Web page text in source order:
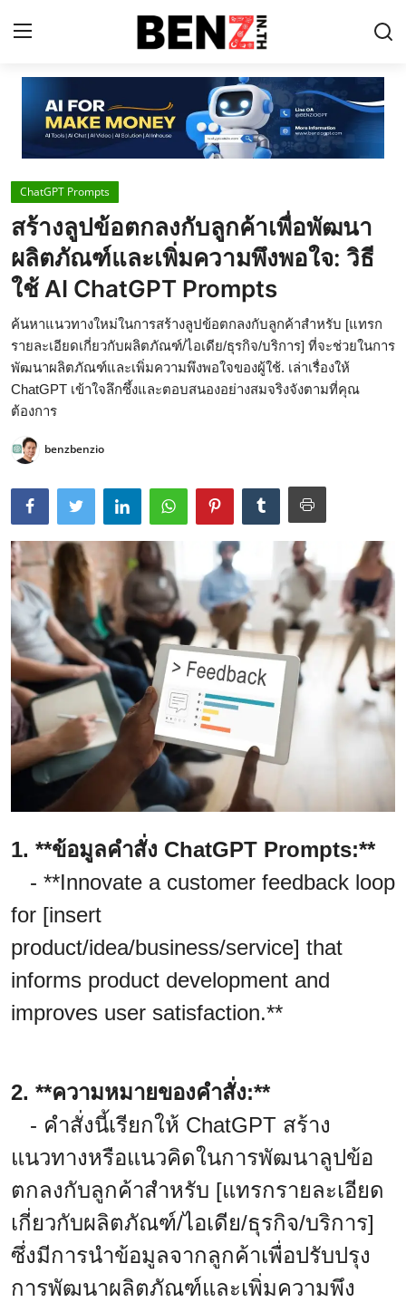
Home
Contact
AI Tools
ChatGPT Prompts
ข่าว AI รอบโลก
ThaiGPT Builder
คอร์สเรียน ChatGPT
ChatGPT Prompts
สร้างลูปข้อตกลงกับลูกค้าเพื่อพัฒนา
ผลิตภัณฑ์และเพิ่มความพึงพอใจ: วิธี
ใช้ AI ChatGPT Prompts
ค้นหาแนวทางใหม่ในการสร้างลูปข้อตกลงกับลูกค้าสำหรับ [แทรก
รายละเอียดเกี่ยวกับผลิตภัณฑ์/ไอเดีย/ธุรกิจ/บริการ] ที่จะช่วยในการ
พัฒนาผลิตภัณฑ์และเพิ่มความพึงพอใจของผู้ใช้. เล่าเรื่องให้
ChatGPT เข้าใจลึกซึ้งและตอบสนองอย่างสมจริงจังตามที่คุณ
ต้องการ
benzbenzio
1. **ข้อมูลคำสั่ง ChatGPT Prompts:**
- **Innovate a customer feedback loop
for [insert
product/idea/business/service] that
informs product development and
improves user satisfaction.**
2. **ความหมายของคำสั่ง:**
- คำสั่งนี้เรียกให้ ChatGPT สร้าง
แนวทางหรือแนวคิดในการพัฒนาลูปข้อ
ตกลงกับลูกค้าสำหรับ [แทรกรายละเอียด
เกี่ยวกับผลิตภัณฑ์/ไอเดีย/ธุรกิจ/บริการ]
ซึ่งมีการนำข้อมูลจากลูกค้าเพื่อปรับปรุง
การพัฒนาผลิตภัณฑ์และเพิ่มความพึง